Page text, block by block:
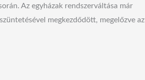
Az egyházak rendszerváltása már
megkezdődött, megelőzve az